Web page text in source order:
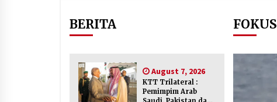
KTT Trilateral : Pemimpim Arab
di Jeddah
August 7, 2026
BERITA
August 7, 2026
KTT Trilateral :
Pemimpim Arab
FOKUS